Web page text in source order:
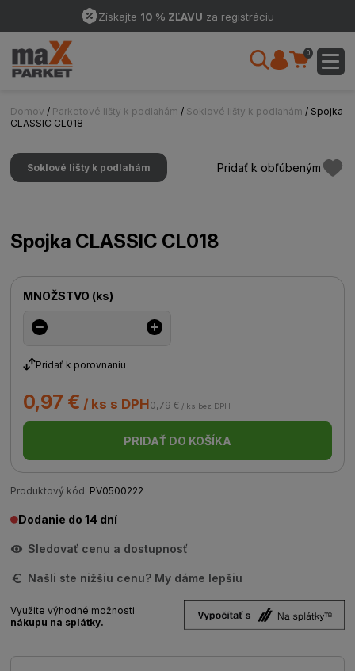
Získajte 10 % ZĽAVU za registráciu
0
Domov / Parketové lišty k podlahám / Soklové lišty k podlahám / Spojka
CLASSIC CL018
Soklové lišty k podlahám Pridať k obľúbeným
Spojka CLASSIC CL018
MNOŽSTVO (ks)
Pridať k porovnaniu
0,97 € / ks s DPH0,79 € / ks bez DPH
PRIDAŤ DO KOŠÍKA
Produktový kód: PV0500222
Dodanie do 14 dní
Sledovať cenu a dostupnosť
Našli ste nižšiu cenu? My dáme lepšiu
Využite výhodné možnosti
nákupu na splátky.